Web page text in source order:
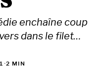
enchaîne coup
dans le filet…
·2 MIN